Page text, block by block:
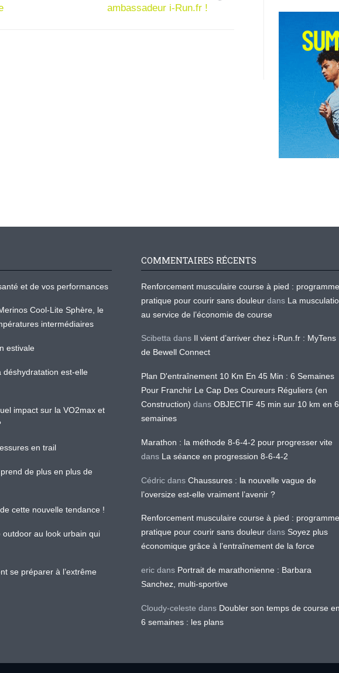
ambassadeur i-Run.fr !
et de vos performances
Cool-Lite Sphère, le
intermédiaires
estivale
est-elle
impact sur la VO2max et
en trail
de plus en plus de
cette nouvelle tendance !
au look urbain qui
se préparer à l’extrême
COMMENTAIRES RÉCENTS
Renforcement musculaire course à pied : programme
pratique pour courir sans douleur dans La
au service de l’économie de course
Scibetta dans Il vient d’arriver chez i-Run.fr : MyTens
de Bewell Connect
Plan D'entraînement 10 Km En 45 Min : 6 Semaines
Pour Franchir Le Cap Des Coureurs Réguliers (en
Construction) dans OBJECTIF 45 min sur 10 km en 6
semaines
Marathon : la méthode 8-6-4-2 pour progresser vite
dans La séance en progression 8-6-4-2
Cédric dans Chaussures : la nouvelle vague de
l’oversize est-elle vraiment l’avenir ?
Renforcement musculaire course à pied : programme
pratique pour courir sans douleur dans Soyez plus
économique grâce à l’entraînement de la force
eric dans Portrait de marathonienne : Barbara
Sanchez, multi-sportive
Cloudy-celeste dans Doubler son temps de course en
6 semaines : les plans